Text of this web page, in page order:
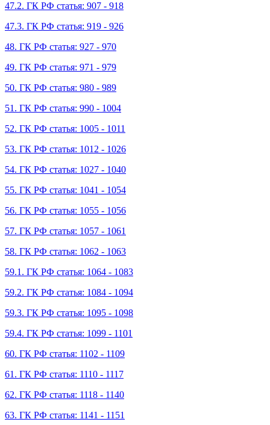
47.2. ГК РФ статья: 907 - 918
47.3. ГК РФ статья: 919 - 926
48. ГК РФ статья: 927 - 970
49. ГК РФ статья: 971 - 979
50. ГК РФ статья: 980 - 989
51. ГК РФ статья: 990 - 1004
52. ГК РФ статья: 1005 - 1011
53. ГК РФ статья: 1012 - 1026
54. ГК РФ статья: 1027 - 1040
55. ГК РФ статья: 1041 - 1054
56. ГК РФ статья: 1055 - 1056
57. ГК РФ статья: 1057 - 1061
58. ГК РФ статья: 1062 - 1063
59.1. ГК РФ статья: 1064 - 1083
59.2. ГК РФ статья: 1084 - 1094
59.3. ГК РФ статья: 1095 - 1098
59.4. ГК РФ статья: 1099 - 1101
60. ГК РФ статья: 1102 - 1109
61. ГК РФ статья: 1110 - 1117
62. ГК РФ статья: 1118 - 1140
63. ГК РФ статья: 1141 - 1151